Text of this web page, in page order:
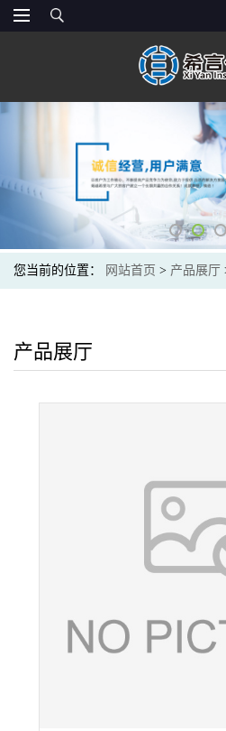
您当前的位置： 网站首页 > 产品展厅
产品展厅